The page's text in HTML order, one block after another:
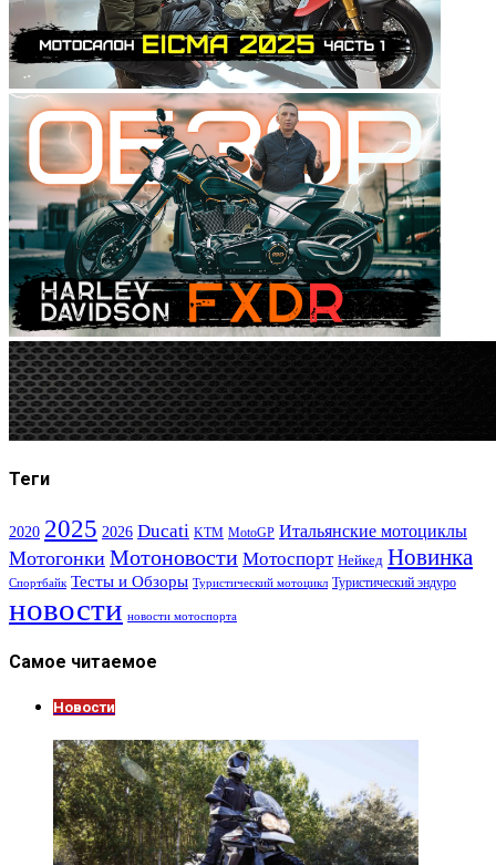
Теги
2020 2025 2026 Ducati KTM MotoGP Итальянские мотоциклы
Мотогонки Мотоновости Мотоспорт Нейкед Новинка
Спортбайк Тесты и Обзоры Туристический мотоцикл Туристический эндуро
новости новости мотоспорта
Самое читаемое
Новости